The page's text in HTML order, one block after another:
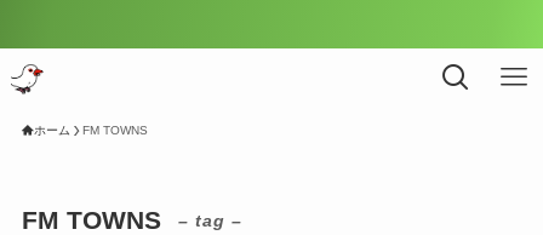
ホーム FM TOWNS
FM TOWNS – tag –